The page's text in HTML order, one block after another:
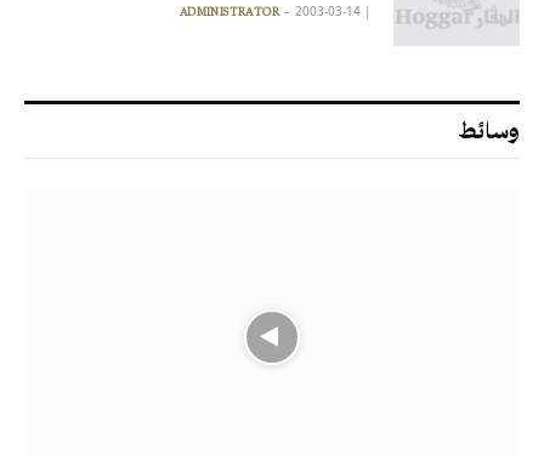
|
ADMINISTRATOR 2003-03-14
وسائط